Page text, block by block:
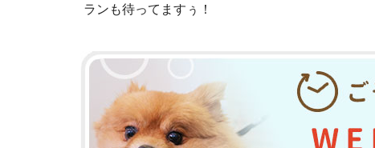
ランも待ってますぅ！